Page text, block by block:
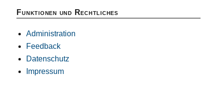
Funktionen und Rechtliches
Administration
Feedback
Datenschutz
Impressum